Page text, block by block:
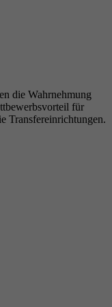
die Wahrnehmung
für
Transfereinrichtungen.